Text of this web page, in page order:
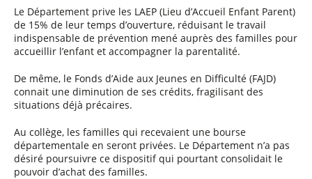
Le Département prive les LAEP (Lieu d’Accueil Enfant Parent)
de 15% de leur temps d’ouverture, réduisant le travail
indispensable de prévention mené auprès des familles pour
accueillir l’enfant et accompagner la parentalité.
De même, le Fonds d’Aide aux Jeunes en Difficulté (FAJD)
connait une diminution de ses crédits, fragilisant des
situations déjà précaires.
Au collège, les familles qui recevaient une bourse
départementale en seront privées. Le Département n’a pas
désiré poursuivre ce dispositif qui pourtant consolidait le
pouvoir d’achat des familles.